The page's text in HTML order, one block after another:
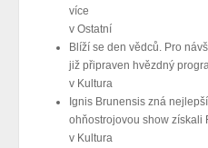
více
v Ostatní
Blíží se den vědců. Pro
již připraven hvězdný
v Kultura
Ignis Brunensis zná
ohňostrojovou show získali
v Kultura